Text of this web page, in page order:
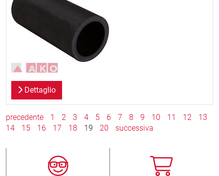
Dettaglio
precedente 1 2 3 4 5 6 7 8 9 10 11 12
13
14
15 16 17 18 19 20 successiva